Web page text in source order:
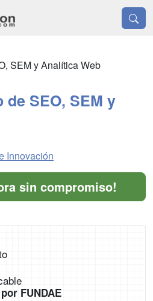
SEM y Analítica Web
SEO, SEM y
Innovación
sin compromiso!
FUNDAE